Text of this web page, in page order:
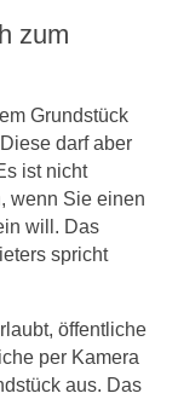
zum
Grundstück
darf aber
ist nicht
wenn Sie einen
will. Das
spricht
öffentliche
per Kamera
aus. Das